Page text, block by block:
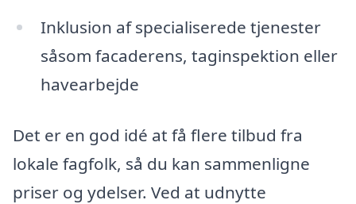
Inklusion af specialiserede tjenester
såsom facaderens, taginspektion eller
havearbejde
Det er en god idé at få flere tilbud fra
lokale fagfolk, så du kan sammenligne
priser og ydelser. Ved at udnytte